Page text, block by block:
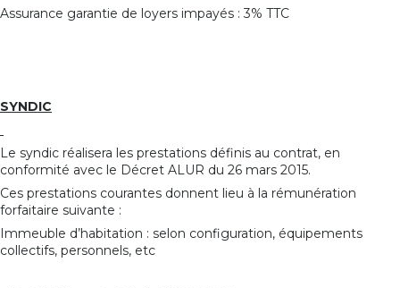
Assurance garantie de loyers impayés : 3% TTC
SYNDIC
Le syndic réalisera les prestations définis au contrat, en
conformité avec le Décret ALUR du 26 mars 2015.
Ces prestations courantes donnent lieu à la rémunération
forfaitaire suivante :
Immeuble d’habitation : selon configuration, équipements
collectifs, personnels, etc